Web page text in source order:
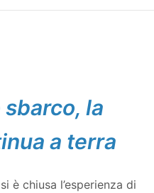
la
a terra
si è chiusa l’esperienza di